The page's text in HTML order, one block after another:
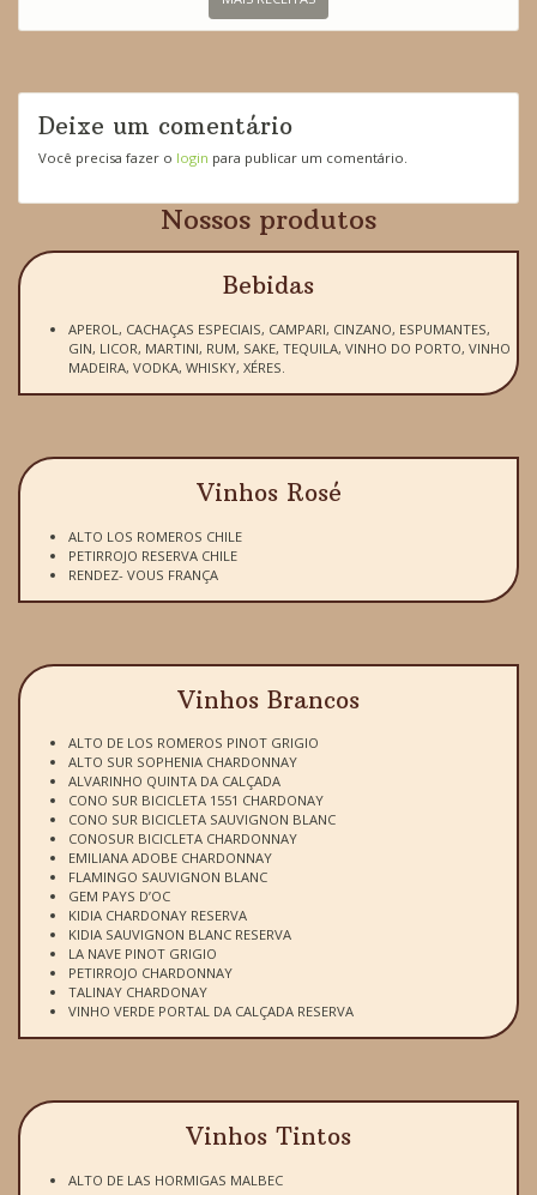
Deixe um comentário
Você precisa fazer o login para publicar um comentário.
Nossos produtos
Bebidas
APEROL, CACHAÇAS ESPECIAIS, CAMPARI, CINZANO, ESPUMANTES,
GIN, LICOR, MARTINI, RUM, SAKE, TEQUILA, VINHO DO PORTO, VINHO
MADEIRA, VODKA, WHISKY, XÉRES.
Vinhos Rosé
ALTO LOS ROMEROS CHILE
PETIRROJO RESERVA CHILE
RENDEZ- VOUS FRANÇA
Vinhos Brancos
ALTO DE LOS ROMEROS PINOT GRIGIO
ALTO SUR SOPHENIA CHARDONNAY
ALVARINHO QUINTA DA CALÇADA
CONO SUR BICICLETA 1551 CHARDONAY
CONO SUR BICICLETA SAUVIGNON BLANC
CONOSUR BICICLETA CHARDONNAY
EMILIANA ADOBE CHARDONNAY
FLAMINGO SAUVIGNON BLANC
GEM PAYS D’OC
KIDIA CHARDONAY RESERVA
KIDIA SAUVIGNON BLANC RESERVA
LA NAVE PINOT GRIGIO
PETIRROJO CHARDONNAY
TALINAY CHARDONAY
VINHO VERDE PORTAL DA CALÇADA RESERVA
Vinhos Tintos
ALTO DE LAS HORMIGAS MALBEC